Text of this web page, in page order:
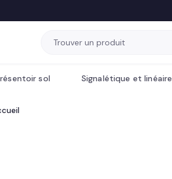
sol Signalétique et linéaire